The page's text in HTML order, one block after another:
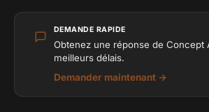
DEMANDE RAPIDE
Obtenez une réponse de Concept
meilleurs délais.
Demander maintenant →